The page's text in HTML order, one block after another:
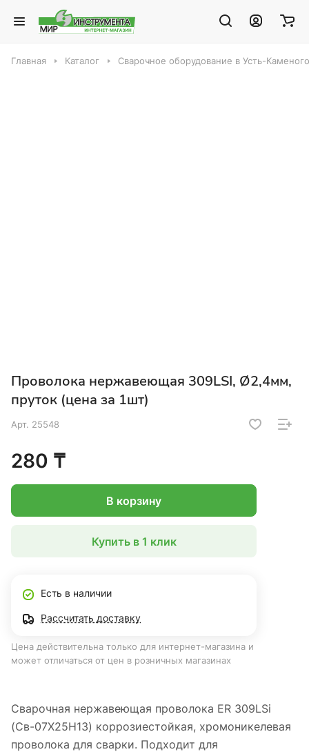
Главная Каталог Сварочное оборудование в Усть-
Проволока нержавеющая 309LSI, Ø2,4мм,
пруток (цена за 1шт)
Арт. 25548
280 ₸
В корзину
Купить в 1 клик
Есть в наличии
Рассчитать доставку
Цена действительна только для интернет-магазина и
может отличаться от цен в розничных магазинах
Сварочная нержавеющая проволока ER 309LSi
(Св-07Х25Н13) коррозиестойкая, хромоникелевая
проволока для сварки. Подходит для